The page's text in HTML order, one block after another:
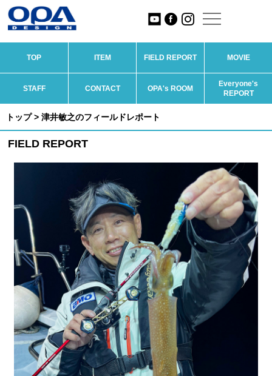
TOP ITEM FIELD REPORT MOVIE
STAFF CONTACT OPA's ROOM
Everyone's
REPORT
トップ> 津井敏之のフィールドレポート
FIELD REPORT